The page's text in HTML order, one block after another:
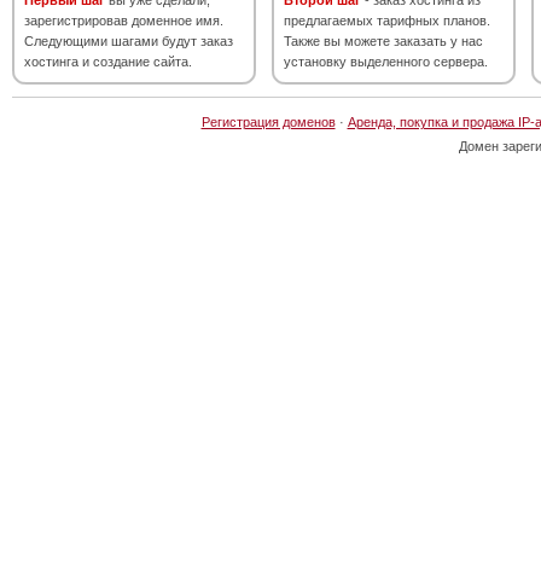
зарегистрировав доменное имя.
Следующими шагами будут заказ
хостинга и создание сайта.
предлагаемых тарифных планов.
Также вы можете заказать у нас
установку выделенного сервера.
Регистрация доменов· Аренда, покупка и продажа IP-
Домен